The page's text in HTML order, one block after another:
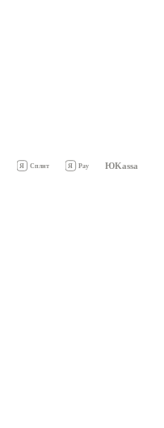
Я Сплит Я Pay ЮKassa